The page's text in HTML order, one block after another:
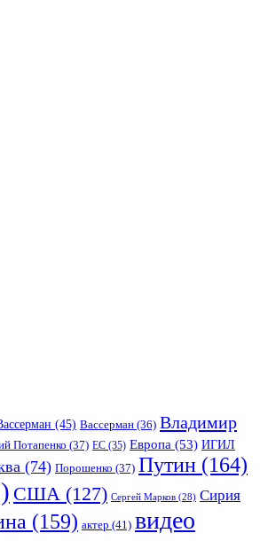
(45) Вассерман (36) Владимир
Потапенко (37) ЕС (35) Европа (53) ИГИЛ
(74) Порошенко (37) Путин (164)
США (127) Сергей Марков (28) Сирия
(159) актер (41) видео